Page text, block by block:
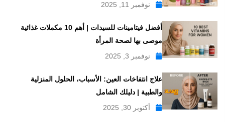
نوفمبر 11, 2025
أفضل فيتامينات للسيدات | أهم 10 مكملات غذائية
موصى بها لصحة المرأة
نوفمبر 3, 2025
علاج انتفاخات العين: الأسباب، الحلول المنزلية
والطبية | دليلك الشامل
أكتوبر 30, 2025